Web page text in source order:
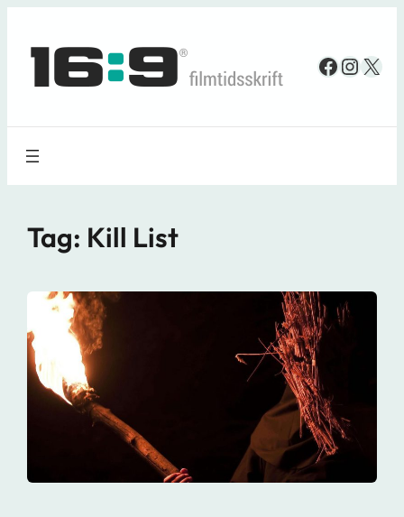
indhold
X
Tag: Kill List